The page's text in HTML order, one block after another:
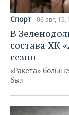
Спорт 06 авг,
В
состава ХК
сезон
«Ракета»
был